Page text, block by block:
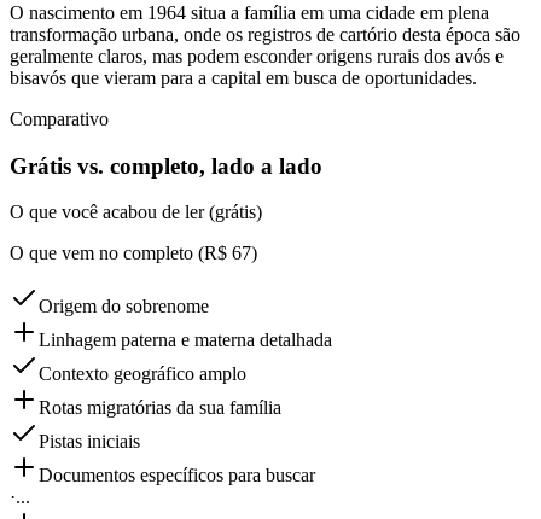
O nascimento em 1964 situa a família em uma cidade em plena
transformação urbana, onde os registros de cartório desta época são
geralmente claros, mas podem esconder origens rurais dos avós e
bisavós que vieram para a capital em busca de oportunidades.
Comparativo
Grátis vs. completo, lado a lado
O que você acabou de ler (grátis)
O que vem no completo (R$ 67)
Origem do sobrenome
Linhagem paterna e materna detalhada
Contexto geográfico amplo
Rotas migratórias da sua família
Pistas iniciais
Documentos específicos para buscar
·...